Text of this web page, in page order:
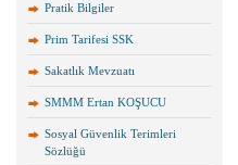
Pratik Bilgiler
Prim Tarifesi SSK
Sakatlık Mevzuatı
SMMM Ertan KOŞUCU
Sosyal Güvenlik Terimleri
Sözlüğü